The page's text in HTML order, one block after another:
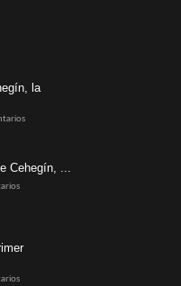
la
Cehegín, ...